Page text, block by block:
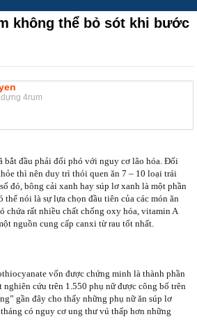
không thể bỏ sót khi bước
4rum
bắt đầu phải đối phó với nguy cơ lão hóa. Đối
thì nên duy trì thói quen ăn 7 – 10 loại trái
đó, bông cải xanh hay súp lơ xanh là một phần
nói là sự lựa chọn đầu tiên của các món ăn
chứa rất nhiều chất chống oxy hóa, vitamin A
nguồn cung cấp canxi từ rau tốt nhất.
vốn được chứng minh là thành phần
cứu trên 1.550 phụ nữ được công bố trên
gần đây cho thấy những phụ nữ ăn súp lơ
có nguy cơ ung thư vú thấp hơn những